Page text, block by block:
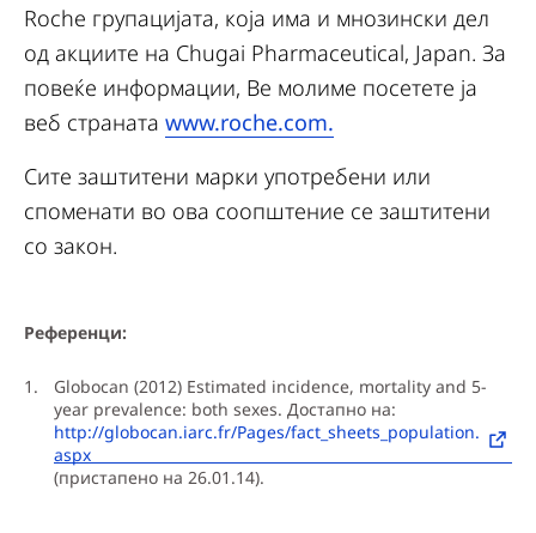
Roche групацијата, која има и мнозински дел
од акциите на Chugai Pharmaceutical, Japan. За
повеќе информации, Ве молиме посетете ја
веб страната www.roche.com.
Сите заштитени марки употребени или
споменати во ова соопштение се заштитени
со закон.
Референци:
Globocan (2012) Estimated incidence, mortality and 5-
year prevalence: both sexes. Достапно на:
http://globocan.iarc.fr/Pages/fact_sheets_population.
aspx
(пристапено на 26.01.14).